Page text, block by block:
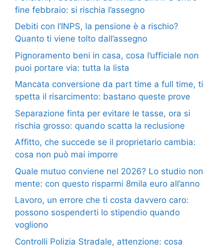
fine febbraio: si rischia l’assegno
Debiti con l’INPS, la pensione è a rischio?
Quanto ti viene tolto dall’assegno
Pignoramento beni in casa, cosa l’ufficiale non
puoi portare via: tutta la lista
Mancata conversione da part time a full time, ti
spetta il risarcimento: bastano queste prove
Separazione finta per evitare le tasse, ora si
rischia grosso: quando scatta la reclusione
Affitto, che succede se il proprietario cambia:
cosa non può mai imporre
Quale mutuo conviene nel 2026? Lo studio non
mente: con questo risparmi 8mila euro all’anno
Lavoro, un errore che ti costa davvero caro:
possono sospenderti lo stipendio quando
vogliono
Controlli Polizia Stradale, attenzione: cosa